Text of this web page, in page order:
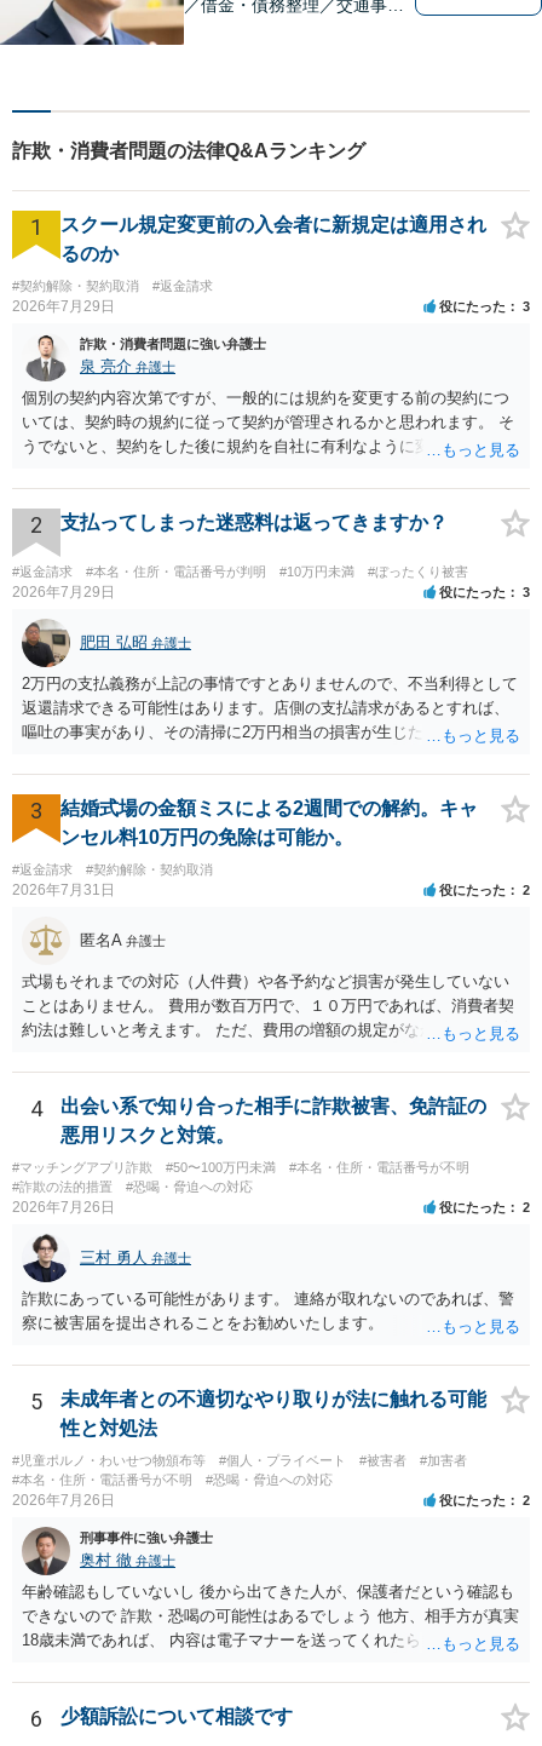
／借金・債務整理／交通事
ていただいています。お困り
ごとがあればお気軽に。【夜
間・土日祝対応】【一部初回
相談無料】
詐欺・消費者問題の法律Q&Aランキング
1
スクール規定変更前の入会者に新規定は適用され
るのか
#契約解除・契約取消 #返金請求
2026年7月29日 役にたった 3
詐欺・消費者問題に強い弁護士
泉 亮介 弁護士
個別の契約内容次第ですが、一般的には規約を変更する前の契約につ
いては、契約時の規約に従って契約が管理されるかと思われます。 そ
うでないと、契約をした後に規約を自社に有利なように変更し、それ
る場合があるかと思われます。
2 支払ってしまった迷惑料は返ってきますか？
#返金請求 #本名・住所・電話番号が判明 #10万円未満 #ぼったくり被害
2026年7月29日 役にたった 3
肥田 弘昭 弁護士
2万円の支払義務が上記の事情ですとありませんので、不当利得として
返還請求できる可能性はあります。店側の支払請求があるとすれば、
嘔吐の事実があり、その清掃に2万円相当の損害が生じた場合です。ご
3
結婚式場の金額ミスによる2週間での解約。キャ
ンセル料10万円の免除は可能か。
#返金請求 #契約解除・契約取消
2026年7月31日 役にたった 2
匿名A 弁護士
式場もそれまでの対応（人件費）や各予約など損害が発生していない
ことはありません。 費用が数百万円で、１０万円であれば、消費者契
約法は難しいと考えます。 ただ、費用の増額の規定がなかったのに増
ということになり、解約するのは理由がないことになります。
4
出会い系で知り合った相手に詐欺被害、免許証の
悪用リスクと対策。
#マッチングアプリ詐欺 #50〜100万円未満
#本名・住所・電話番号が不明
#詐欺の法的措置
#恐喝・脅迫への対応
2026年7月26日 役にたった 2
三村 勇人 弁護士
詐欺にあっている可能性があります。 連絡が取れないのであれば、警
察に被害届を提出されることをお勧めいたします。
5
未成年者との不適切なやり取りが法に触れる可能
性と対処法
#児童ポルノ・わいせつ物頒布等 #個人・プライベート #被害者
#加害者
#本名・住所・電話番号が不明
#恐喝・脅迫への対応
2026年7月26日 役にたった 2
刑事事件に強い弁護士
奥村 徹 弁護士
年齢確認もしていないし 後から出てきた人が、保護者だという確認も
できないので 詐欺・恐喝の可能性はあるでしょう 他方、相手方が真実
18歳未満であれば、 内容は電子マナーを送ってくれたら自慰行為など
画の尺は10分ほど、服を着たままで胸を触って欲しい、などの要望を
して、要求された金額(1000円程度)の電子マネーを送信してしまいま
した。 そこから、撮影するまで暇なので顔の雰囲気の写真を交換して
6 少額訴訟について相談です